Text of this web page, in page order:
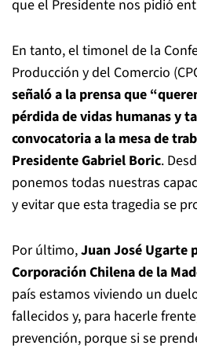
que el Presidente nos pidió
En tanto, el timonel de la
Producción y del Comercio
señaló a la prensa que
pérdida de vidas humanas y
convocatoria a la mesa de
Presidente Gabriel Boric.
ponemos todas nuestras
y evitar que esta tragedia se
Por último,Juan José Ugarte
Corporación Chilena de la
país estamos viviendo un
fallecidos y, para hacerle
prevención, porque si se